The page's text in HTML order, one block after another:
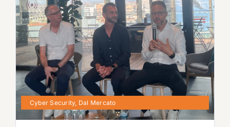
Cyber Security, Dal Mercato